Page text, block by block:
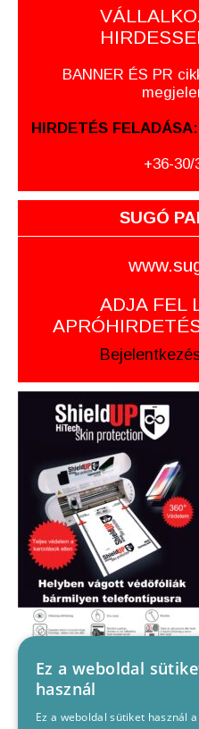
BANNER ÉS PR
HIRDETÉS FELADÁSA:
+36-30/
SUGÓ
ADJA FEL
Ez a weboldal
használ
Ez a weboldal sütiket használ